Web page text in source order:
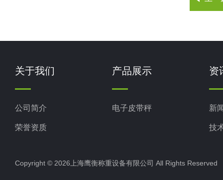
关于我们
公司简介
荣誉资质
产品展示
电子皮带秤
资
新
技
Copyright © 2026上海鹰衡称重设备有限公司 All Rights